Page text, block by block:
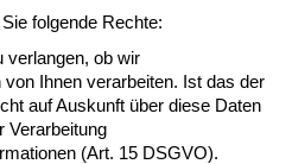
folgende Rechte:
verlangen, ob wir
Ihnen verarbeiten. Ist das der
auf Auskunft über diese Daten
Verarbeitung
(Art. 15 DSGVO).